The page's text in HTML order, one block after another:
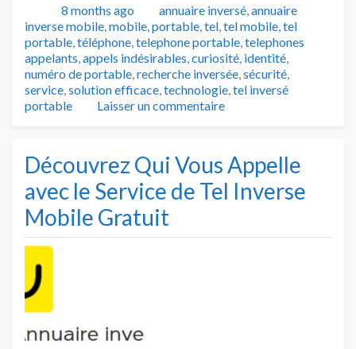
Publié
8 months ago Catégories
annuaire inversé,annuaire
inverse mobile,mobile,portable,tel,tel mobile,tel
portable,téléphone,telephone portable,telephones
appelants,appels indésirables,curiosité, identité,
numéro de portable,recherche inversée,sécurité,
service,solution efficace,technologie,tel inversé
portable
Laisser un commentaire
Découvrez Qui Vous Appelle
avec le Service de Tel Inverse
Mobile Gratuit